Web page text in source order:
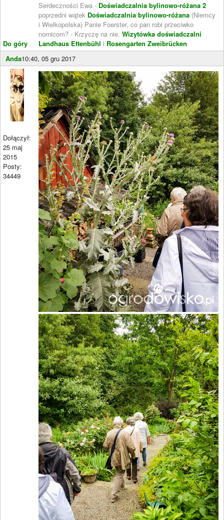
Do góry
Serdeczności Ewa - Doświadczalnia bylinowo-różana 2
poprzedni wątek Doświadczalnia bylinowo-różana (Niemcy
i Wielkopolska) Panie Foerster, co pan robi przeciwko
nornicom? - Krzyczę na nie. Wizytówka doświadczalni
Landhaus Ettenbühl i Rosengarten Zweibrücken
Anda10:40, 05 gru 2017
Dołączył:
25 maj
2015
Posty:
34449